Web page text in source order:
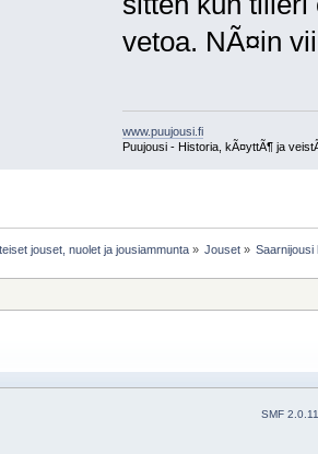
vetoa. NÃ¤in
www.puujousi.fi
Puujousi - Historia, kÃ¤yttÃ¶ ja
jouset, nuolet ja jousiammunta» Jouset»
SMF 2.0.11